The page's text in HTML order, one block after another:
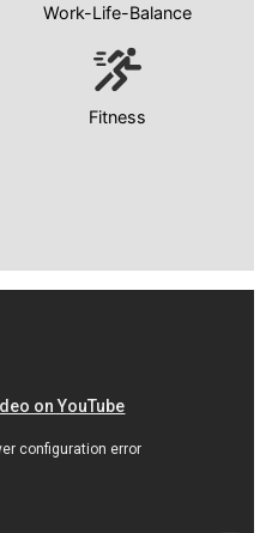
Work-Life-Balance
Fitness